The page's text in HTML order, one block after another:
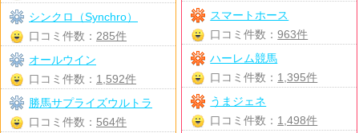
スマートホース
口コミ件数：963件
ハーレム競馬
口コミ件数： 1,395件
うまジェネ
口コミ件数： 1,498件
シンクロ（Synchro）
口コミ件数： 285件
オールウイン
口コミ件数： 1,592件
勝馬サプライズウルトラ
口コミ件数： 564件